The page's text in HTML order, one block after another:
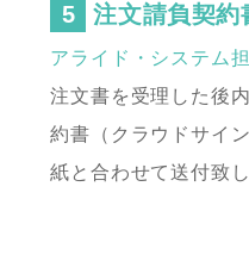
注文請負契約
アライド・システム
注文書を受理した後
約書（クラウドサイ
紙と合わせて送付致し